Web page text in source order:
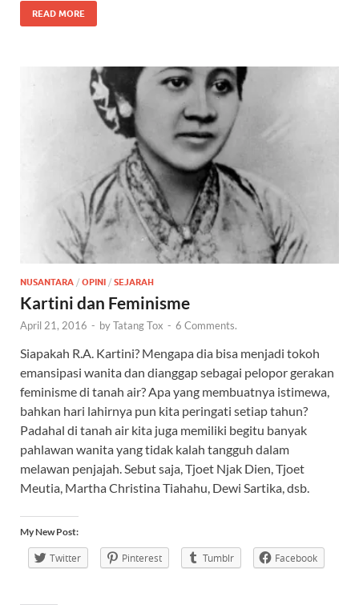
READ MORE
NUSANTARA / OPINI / SEJARAH
Kartini dan Feminisme
April 21, 2016 - byTatang Tox - 6 Comments.
Siapakah R.A. Kartini? Mengapa dia bisa menjadi tokoh
emansipasi wanita dan dianggap sebagai pelopor gerakan
feminisme di tanah air? Apa yang membuatnya istimewa,
bahkan hari lahirnya pun kita peringati setiap tahun?
Padahal di tanah air kita juga memiliki begitu banyak
pahlawan wanita yang tidak kalah tangguh dalam
melawan penjajah. Sebut saja, Tjoet Njak Dien, Tjoet
Meutia, Martha Christina Tiahahu, Dewi Sartika, dsb.
My New Post:
Twitter Pinterest Tumblr Facebook